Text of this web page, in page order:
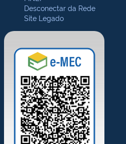
Desconectar da Rede
Site Legado